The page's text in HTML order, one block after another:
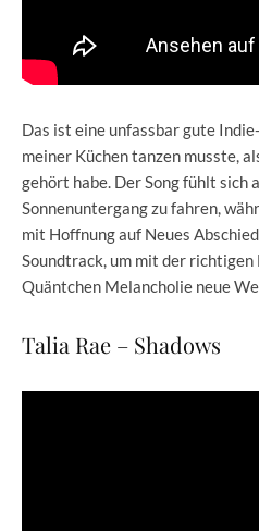
Das ist eine unfassbar gute
meiner Küchen tanzen musste,
gehört habe. Der Song fühlt sich
Sonnenuntergang zu fahren,
mit Hoffnung auf Neues
Soundtrack, um mit der richtigen
Quäntchen Melancholie neue
Talia Rae – Shadows